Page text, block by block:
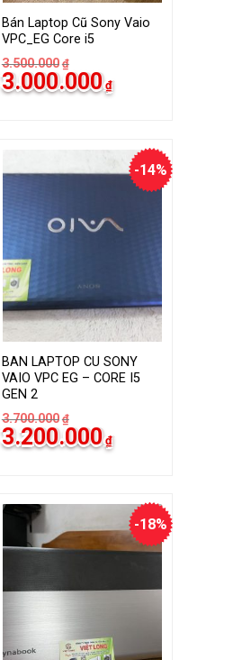
Bán Laptop Cũ Sony Vaio
VPC_EG Core i5
3.500.000 ₫
Giá
gốc
3.000.000 ₫hiện
tại
-14%
BAN LAPTOP CU SONY
VAIO VPC EG – CORE I5
GEN 2
3.700.000 ₫
Giá
gốc
3.200.000 ₫hiện
tại
-18%